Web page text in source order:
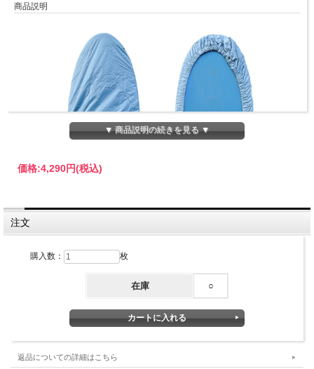
商品説明
ートボード（5ft.-6.6ft）
▼ 商品説明の続きを見る ▼
価格:4,290円(税込)
注文
購入数： 枚
在庫 ○
返品についての詳細はこちら